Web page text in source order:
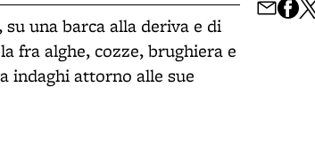
una barca alla deriva e di
fra alghe, cozze, brughiera e
indaghi attorno alle sue